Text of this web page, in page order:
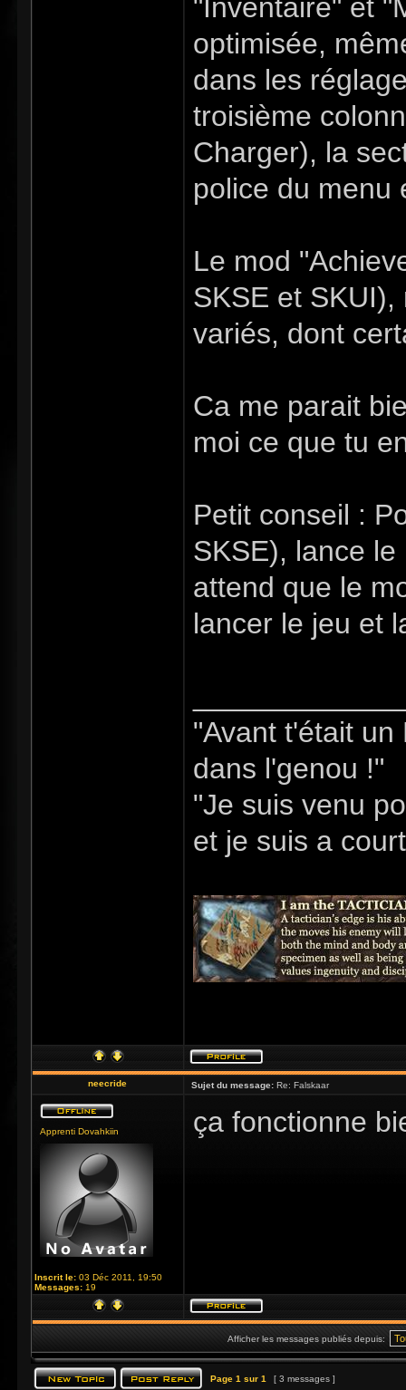
"Inventaire" et
optimisée,
dans les
troisième
Charger), la
police du menu
Le mod
SKSE et
variés, dont
Ca me parait
moi ce que tu
Petit conseil :
SKSE), lance
attend que le
lancer le jeu et
"Avant t'était
dans l'genou !"
"Je suis venu
et je suis a
neecride Sujet du message: Re: Falskaar
Apprenti Dovahkiin
Inscrit le: 03 Déc 2011, 19:50
Messages: 19
ça fonctionne
Afficher les messages publiés depuis:
Page 1 sur 1 [ 3 messages ]